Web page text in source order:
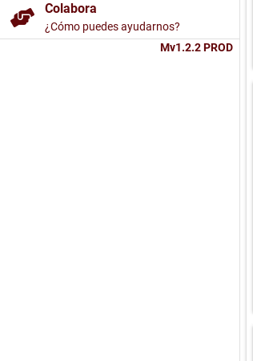
Colabora
¿Cómo puedes ayudarnos?
Mv1.2.2 PROD